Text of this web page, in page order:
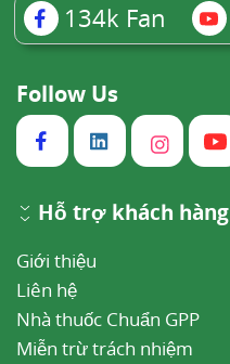
134k Fan
Follow Us
Hỗ trợ khách hàng
Giới thiệu
Liên hệ
Nhà thuốc Chuẩn GPP
Miễn trừ trách nhiệm